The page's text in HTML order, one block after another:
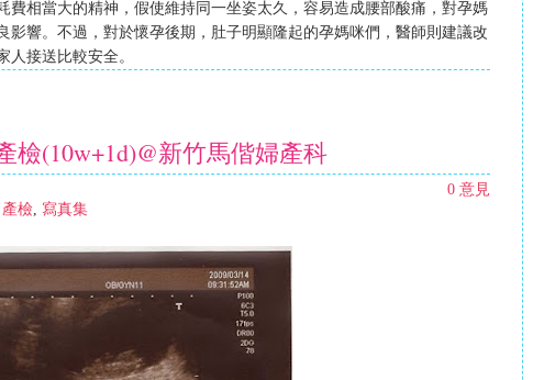
費相當大的精神，假使維持同一坐姿太久，容易造成腰部酸痛，對孕媽
影響。不過，對於懷孕後期，肚子明顯隆起的孕媽咪們，醫師則建議改
人接送比較安全。
檢(10w+1d)@新竹馬偕婦產科
0 意見
產檢 寫真集